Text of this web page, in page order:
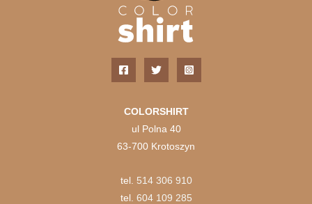
COLORSHIRT
ul Polna 40
63-700 Krotoszyn
tel. 514 306 910
tel. 604 109 285